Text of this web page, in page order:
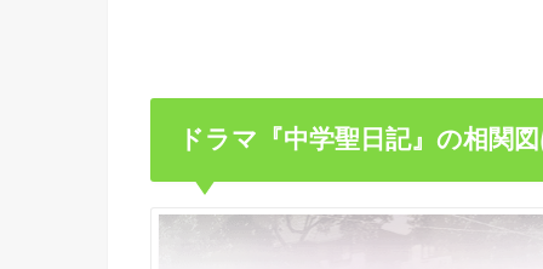
ドラマ『中学聖日記』の相関